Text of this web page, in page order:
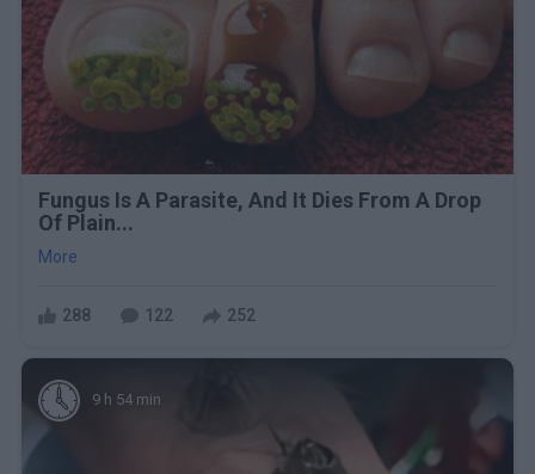
Fungus Is A Parasite, And It Dies From A Drop
Of Plain...
More
288 122 252
9 h 54 min